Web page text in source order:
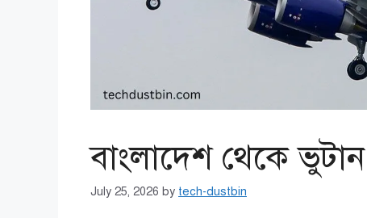
বাংলাদেশ থেকে
July 25, 2026 by tech-dustbin